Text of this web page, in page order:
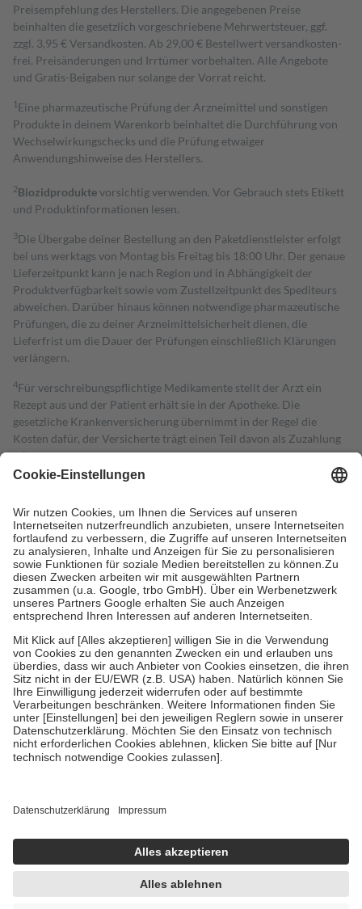
Preisempfehlung des Herstellers. Die angegebenen Preise
beinhalten die gesetzlich vorgeschriebene Mehrwertsteuer, ggf.
zzgl. 3,95 € Versandkosten. Ab 29,00 € Bestell­wert versand­kosten­
frei. Preisänderungen und Irrtümer vorbehalten. Alle Angebote
und Gratis-Beigaben nur solange der Vorrat reicht.
1 Eine pharmazeutische Prüfung der Arzneimittel und sonstigen
Produkte in deinem Warenkorb beinhaltet die Durchführung von
Wechselwirkungschecks und die Prüfung etwaiger
Anwendungshinweise des Herstellers.
2Biozidproduktevorsichtig verwenden. Vor Gebrauch stets Etikett
und Produktinformationen lesen.
3Die Übergabe deiner Bestellung an den Paketdienstleister erfolgt
bei uns werktags von Montag bis Freitag bis 18:00 Uhr. Der genaue
Lieferzeitpunkt kann je nach Region und in Abhängigkeit der
Produktverfügbarkeit sowie vom Zustellzeitpunkt des Spediteurs
abweichen. Darüber hinaus können notwendige pharmazeutische
Prüfungen, die zu deiner Arzneimittelsicherheit dienen, die
Lieferfrist um die Dauer der Prüfungen einschließlich Klärungen
verlängern.
4Für verschreibungspflichtige Medikamente stellt der Arzt ein
Rezept aus und der Patient erhält sie in der Apotheke. Die
gesetzliche Krankenversicherung übernimmt in der Regel die
Kosten dafür, der Versicherte trägt einen Teil davon als Zuzahlung
mit.
Grundsätzlich leisten Mitglieder Zuzahlungen in Höhe von zehn
höchstens zehn Euro.
Es sind jedoch nie mehr als die tatsächlichen
Kosten der Leistung zu entrichten.
Diese Regeln gelten grundsätzlich auch für Online-Apotheken.
Bei Heilmitteln und häuslicher Krankenpflege beträgt die
Zuzahlung zehn Prozent der Kosten sowie zehn Euro je
Verordnung.
Um das Engagement der Versicherten für ihre eigene Gesundheit zu
stärken und die besondere Stellung der Familie zu unterstützen,
fallenkeine Zuzahlungenan bei:
• Kindern und Jugendlichen bis zum vollendeten 18. Lebensjahr
mit Ausnahme der Fahrkosten
• Untersuchungen zur Vorsorge und Früherkennung, die von der
GKV getragen werden
• empfohlenen Schutzimpfungen
• Harn- und Blutteststreifen
getroffen, um sicherzustellen, dass es sich um echte Bewertungen
https://help.etrusted.com/hc/de/articles/4419944605341
Einige Bilder und Inhalte wurden unter Zuhilfenahme künstlicher